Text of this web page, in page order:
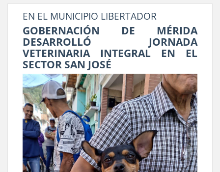
‎EN EL MUNICIPIO LIBERTADOR
GOBERNACIÓN DE MÉRIDA
DESARROLLÓ JORNADA
VETERINARIA INTEGRAL EN EL
SECTOR SAN JOSÉ